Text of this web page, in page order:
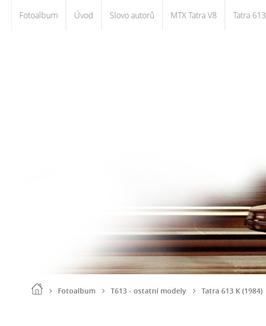
Fotoalbum Úvod Slovo autorů MTX Tatra V8 Tatra 613
Fotoalbum T613 - ostatní modely Tatra 613 K (1984)